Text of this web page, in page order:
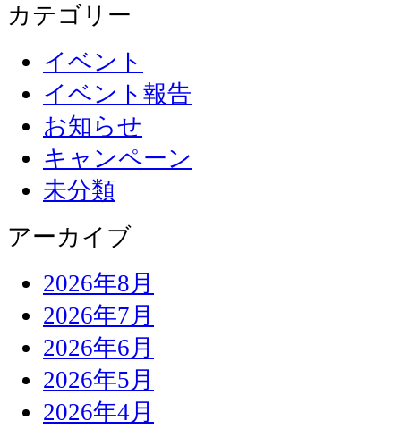
カテゴリー
イベント
イベント報告
お知らせ
キャンペーン
未分類
アーカイブ
2026年8月
2026年7月
2026年6月
2026年5月
2026年4月